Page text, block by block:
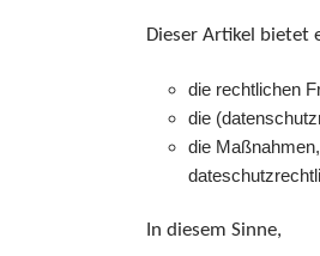
Dieser Artikel bietet
die rechtlichen
die
die
In diesem Sinne,